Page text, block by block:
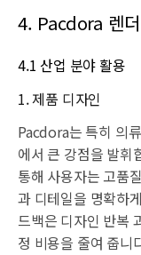
4. Pacdora 렌
4.1 산업 분야 활용
1. 제품 디자인
Pacdora는 특히 의
에서 큰 강점을 발휘
통해 사용자는 고품
과 디테일을 명확하
드백은 디자인 반복
정 비용을 줄여 줍니